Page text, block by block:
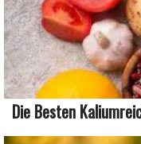
Die Besten